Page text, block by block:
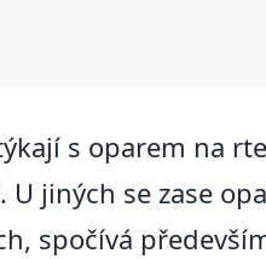
s oparem na
jiných se zase
spočívá